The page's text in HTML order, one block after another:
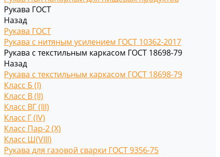
Рукава ГОСТ
Назад
Рукава ГОСТ
Рукава с нитяным усилением ГОСТ 10362-2017
Рукава с текстильным каркасом ГОСТ 18698-79
Назад
Рукава с текстильным каркасом ГОСТ 18698-79
Класс Б (I)
Класс В (II)
Класс ВГ (III)
Класс Г (IV)
Класс Пар-2 (X)
Класс Ш(VIII)
Рукава для газовой сварки ГОСТ 9356-75